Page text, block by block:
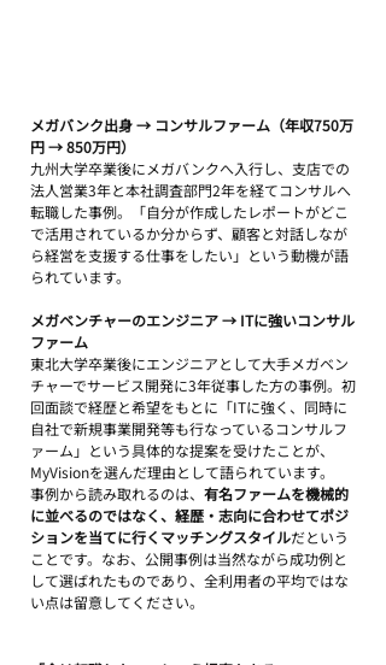
メガバンク出身 → コンサルファーム（年収750万
円 → 850万円）
九州大学卒業後にメガバンクへ入行し、支店での
法人営業3年と本社調査部門2年を経てコンサルへ
転職した事例。「自分が作成したレポートがどこ
で活用されているか分からず、顧客と対話しなが
ら経営を支援する仕事をしたい」という動機が語
られています。
メガベンチャーのエンジニア → ITに強いコンサル
ファーム
東北大学卒業後にエンジニアとして大手メガベン
チャーでサービス開発に3年従事した方の事例。初
回面談で経歴と希望をもとに「ITに強く、同時に
自社で新規事業開発等も行なっているコンサルフ
ァーム」という具体的な提案を受けたことが、
MyVisionを選んだ理由として語られています。
事例から読み取れるのは、 有名ファームを機械的
に並べるのではなく、経歴・志向に合わせてポジ
ションを当てに行くマッチングスタイルだという
ことです。なお、公開事例は当然ながら成功例と
して選ばれたものであり、全利用者の平均ではな
い点は留意してください。